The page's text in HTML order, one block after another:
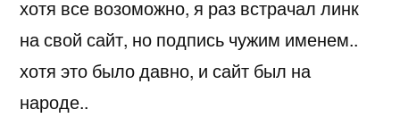
хотя все возоможно, я раз встрачал линк
на свой сайт, но подпись чужим именем..
хотя это было давно, и сайт был на
народе..